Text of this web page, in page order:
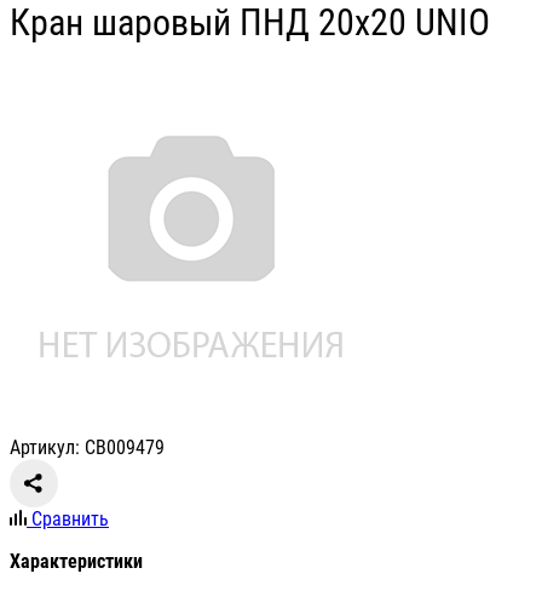
Кран шаровый ПНД 20х20 UNIO
Артикул: СВ009479
Сравнить
Характеристики